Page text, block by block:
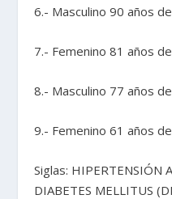
6.- Masculino 90 años
7.- Femenino 81 años
8.- Masculino 77 años
9.- Femenino 61 años
Siglas: HIPERTENSIÓN
DIABETES MELLITUS